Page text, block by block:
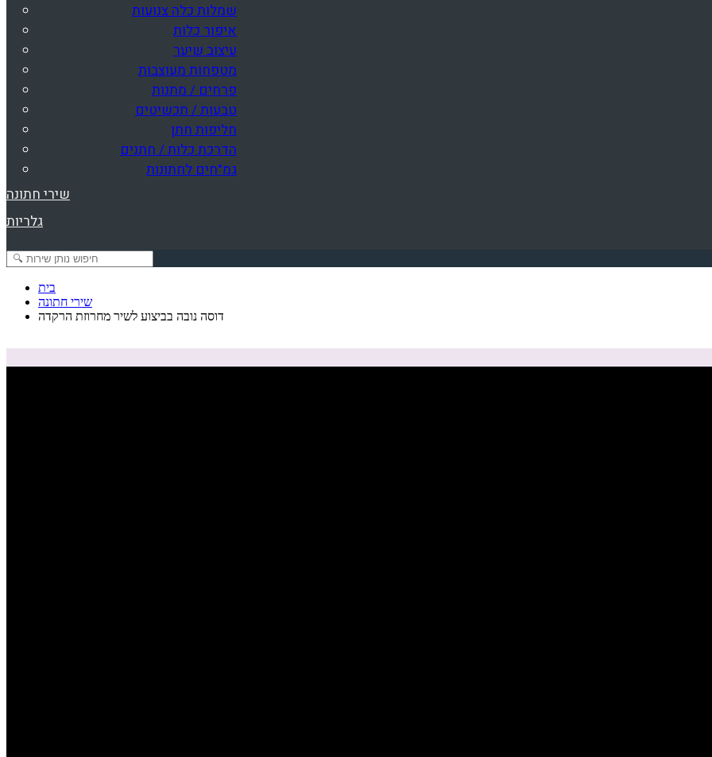
שמלות כלה צנועות
איפור כלות
עיצוב שיער
מטפחות מעוצבות
פרחים / מתנות
טבעות / תכשיטים
חליפות חתן
הדרכת כלות / חתנים
גמ"חים לחתונות
שירי חתונה
גלריות
בית
שירי חתונה
דוסה נובה בביצוע לשיר מחרוזת הרקדה